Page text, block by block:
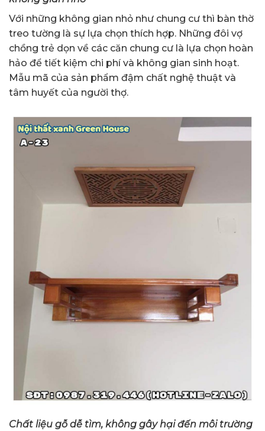
Với những không gian nhỏ như chung cư thì bàn thờ
treo tường là sự lựa chọn thích hợp. Những đôi vợ
chồng trẻ dọn về các căn chung cư là lựa chọn hoàn
hảo để tiết kiệm chi phí và không gian sinh hoạt.
Mẫu mã của sản phẩm đậm chất nghệ thuật và
tâm huyết của người thợ.
Chất liệu gỗ dễ tìm, không gây hại đến môi trường